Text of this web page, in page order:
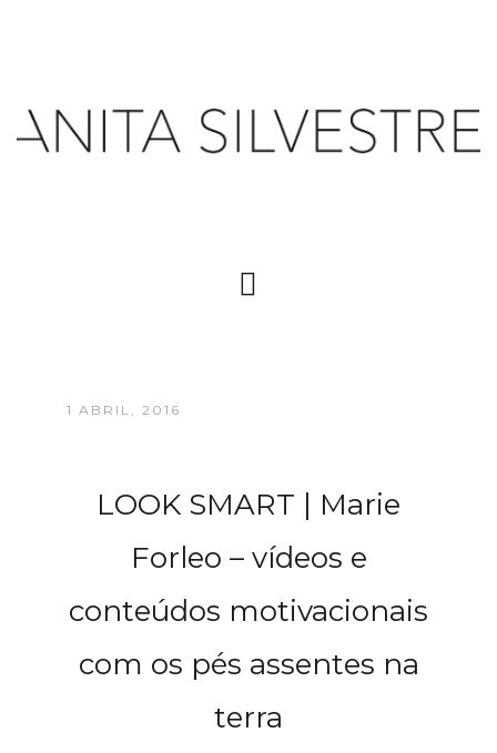
1 ABRIL, 2016
LOOK SMART | Marie
Forleo – vídeos e
conteúdos motivacionais
com os pés assentes na
terra